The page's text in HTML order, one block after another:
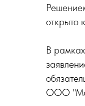
открыто
В
ООО